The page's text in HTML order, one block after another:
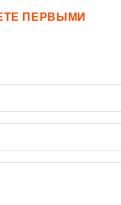
ПЕРВЫМИ